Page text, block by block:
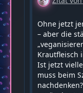
Ohne jetzt
– aber die
Krautfleisch
Ist jetzt
muss beim